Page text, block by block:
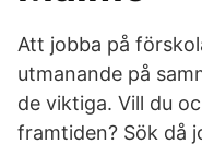
Att jobba på
utmanande på
de viktiga. Vill du
framtiden? Sök då